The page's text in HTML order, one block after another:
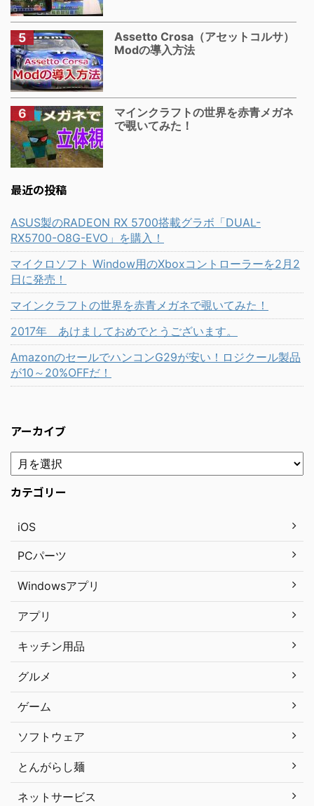
Assetto Crosa（アセットコルサ）
Modの導入方法
マインクラフトの世界を赤青メガネ
で覗いてみた！
最近の投稿
ASUS製のRADEON RX 5700搭載グラボ「DUAL-
RX5700-O8G-EVO」を購入！
マイクロソフト Window用のXboxコントローラーを2月2
日に発売！
マインクラフトの世界を赤青メガネで覗いてみた！
2017年 あけましておめでとうございます。
AmazonのセールでハンコンG29が安い！ロジクール製品
が10～20%OFFだ！
アーカイブ
カテゴリー
iOS
PCパーツ
Windowsアプリ
アプリ
キッチン用品
グルメ
ゲーム
ソフトウェア
とんがらし麺
ネットサービス